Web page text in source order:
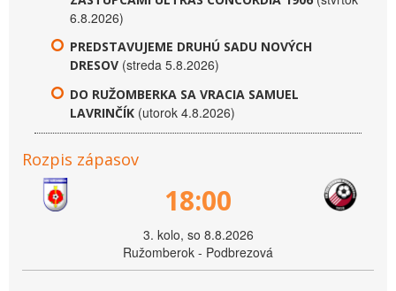
6.8.2026)
PREDSTAVUJEME DRUHÚ SADU NOVÝCH
DRESOV (streda 5.8.2026)
DO RUŽOMBERKA SA VRACIA SAMUEL
LAVRINČÍK (utorok 4.8.2026)
Rozpis zápasov
18:00
3. kolo, so 8.8.2026
Ružomberok - Podbrezová